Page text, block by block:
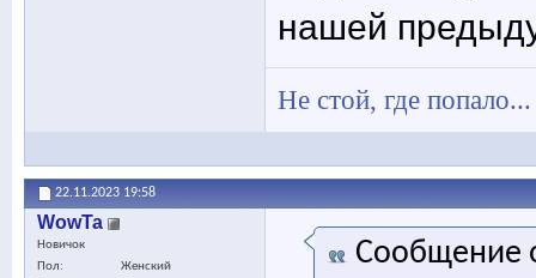
нашей
Не стой, где
22.11.2023 19:58
WowTa
Новичок
Пол
Женский
Сообщение